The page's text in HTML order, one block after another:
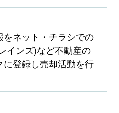
ネット・チラシでの
インズ)など不動産の
登録し売却活動を行